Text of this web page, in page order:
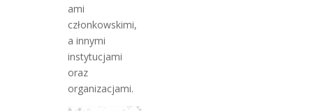
ami
członkowskimi,
a innymi
instytucjami
oraz
organizacjami.